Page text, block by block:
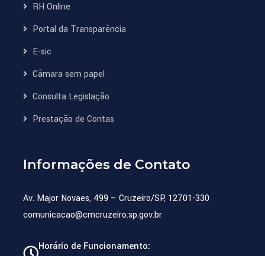
RH Online
Portal da Transparência
E-sic
Câmara sem papel
Consulta Legislação
Prestação de Contas
Informações de Contato
Av. Major Novaes, 499 – Cruzeiro/SP, 12701-330
comunicacao@cmcruzeiro.sp.gov.br
Horário de Funcionamento: